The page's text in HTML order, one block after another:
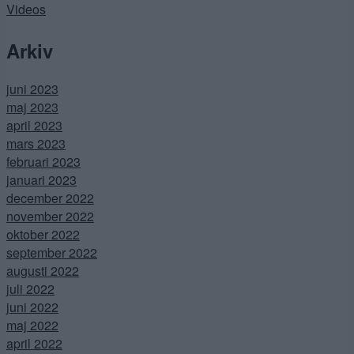
Videos
Arkiv
juni 2023
maj 2023
april 2023
mars 2023
februari 2023
januari 2023
december 2022
november 2022
oktober 2022
september 2022
augusti 2022
juli 2022
juni 2022
maj 2022
april 2022